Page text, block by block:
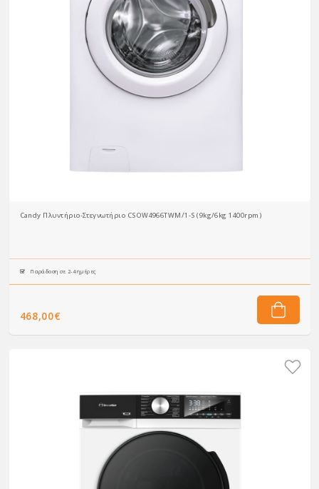
Candy Πλυντήριο-Στεγνωτήριο CSOW4966TWM/1-S (9kg/6kg 1400rpm)
Παράδοση σε 2-4 ημέρες
468,00€